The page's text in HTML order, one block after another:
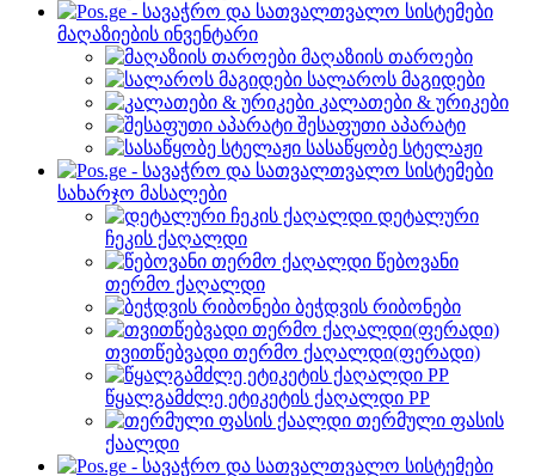
მაღაზიების ინვენტარი
მაღაზიის თაროები
სალაროს მაგიდები
კალათები & ურიკები
შესაფუთი აპარატი
სასაწყობე სტელაჟი
სახარჯო მასალები
დეტალური
ჩეკის ქაღალდი
წებოვანი
თერმო ქაღალდი
ბეჭდვის რიბონები
თვითწებვადი თერმო ქაღალდი(ფერადი)
წყალგამძლე ეტიკეტის ქაღალდი PP
თერმული ფასის
ქაალდი